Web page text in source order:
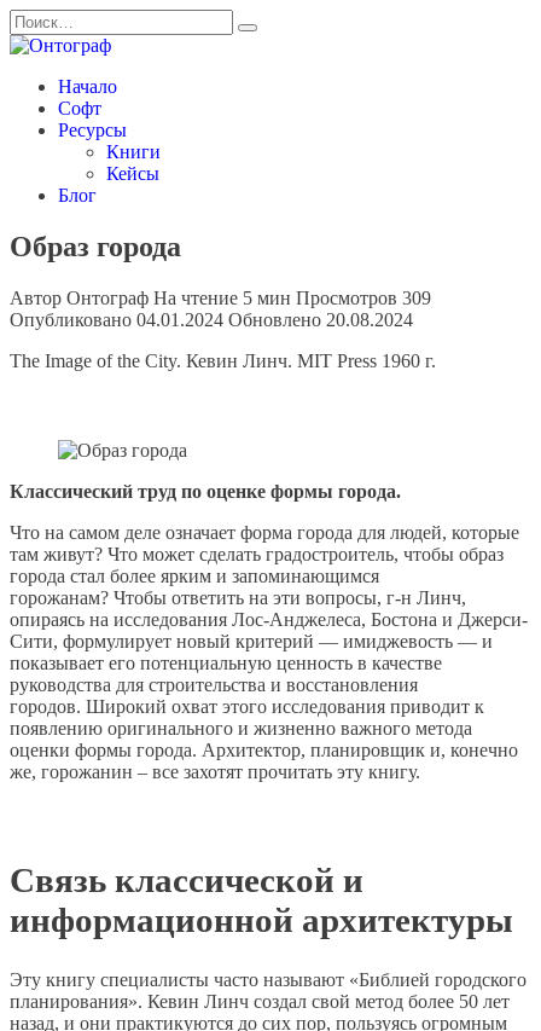
Перейти
к
содержанию
Search
for:
Начало
Софт
Ресурсы
Книги
Кейсы
Блог
Образ города
Автор Онтограф На чтение 5 мин Просмотров 309
Опубликовано 04.01.2024 Обновлено 20.08.2024
The Image of the City. Кевин Линч. MIT Press 1960 г.
Классический труд по оценке формы города.
Что на самом деле означает форма города для людей, которые
там живут? Что может сделать градостроитель, чтобы образ
города стал более ярким и запоминающимся
горожанам? Чтобы ответить на эти вопросы, г-н Линч,
опираясь на исследования Лос-Анджелеса, Бостона и Джерси-
Сити, формулирует новый критерий — имиджевость — и
показывает его потенциальную ценность в качестве
руководства для строительства и восстановления
городов. Широкий охват этого исследования приводит к
появлению оригинального и жизненно важного метода
оценки формы города. Архитектор, планировщик и, конечно
же, горожанин – все захотят прочитать эту книгу.
Связь классической и
информационной архитектуры
Эту книгу специалисты часто называют «Библией городского
планирования». Кевин Линч создал свой метод более 50 лет
назад, и они практикуются до сих пор, пользуясь огромным